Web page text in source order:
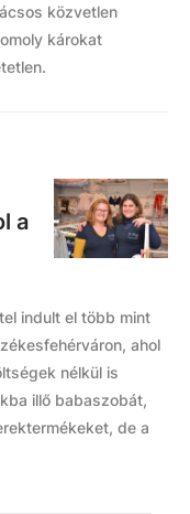
közvetlen
károkat
a
indult el több mint
ahol
nélkül is
illő babaszobát,
de a